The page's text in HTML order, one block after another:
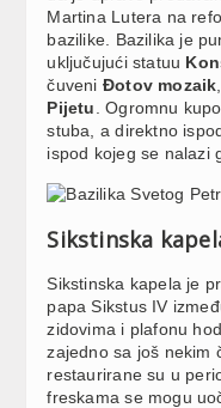
Martina Lutera na
bazilike. Bazilika je
uključujući statuu
čuveni Đotov mozaik
Pijetu
. Ogromnu
stuba, a direktno
ispod kojeg se nalazi
Sikstinska
Sikstinska kapela je
papa Sikstus IV
zidovima i plafonu
zajedno sa još nekim
restaurirane su u
freskama se mogu